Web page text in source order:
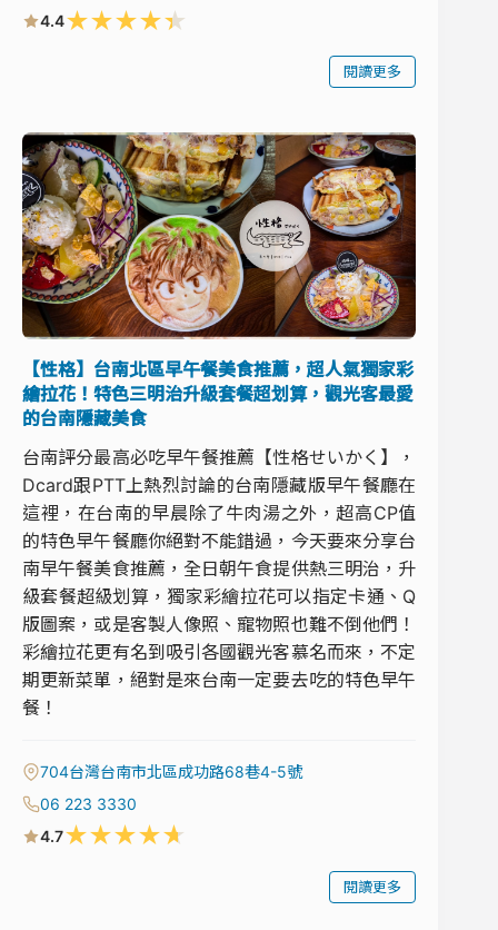
4.4★★★★★
閱讀更多
【性格】台南北區早午餐美食推薦，超人氣獨家彩
繪拉花！特色三明治升級套餐超划算，觀光客最愛
的台南隱藏美食
台南評分最高必吃早午餐推薦【性格せいかく】，
Dcard跟PTT上熱烈討論的台南隱藏版早午餐廳在
這裡，在台南的早晨除了牛肉湯之外，超高CP值
的特色早午餐廳你絕對不能錯過，今天要來分享台
南早午餐美食推薦，全日朝午食提供熱三明治，升
級套餐超級划算，獨家彩繪拉花可以指定卡通、Q
版圖案，或是客製人像照、寵物照也難不倒他們！
彩繪拉花更有名到吸引各國觀光客慕名而來，不定
期更新菜單，絕對是來台南一定要去吃的特色早午
餐！
704台灣台南市北區成功路68巷4-5號
06 223 3330
4.7★★★★★
閱讀更多